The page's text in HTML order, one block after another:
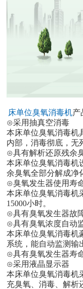
床单位臭氧消毒机产
⊙采用抽真空消毒
本床单位臭氧消毒机
内部，消毒彻底，无
⊙具有解析还原残余
本床单位臭氧消毒机
余臭氧全部分解成净
⊙臭氧发生器使用寿
本床单位臭氧消毒机
15000小时。
⊙具有臭氧发生器故
⊙具有臭氧浓度自动
本床单位臭氧消毒机
系统，能自动监测输
⊙具有臭氧发生器寿
⊙采用液晶显示器
本床单位臭氧消毒机
充臭氧、消毒、解析